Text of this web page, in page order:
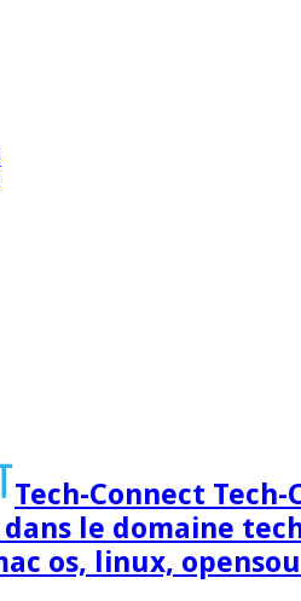
Tech-Connect
le domaine
os, linux,